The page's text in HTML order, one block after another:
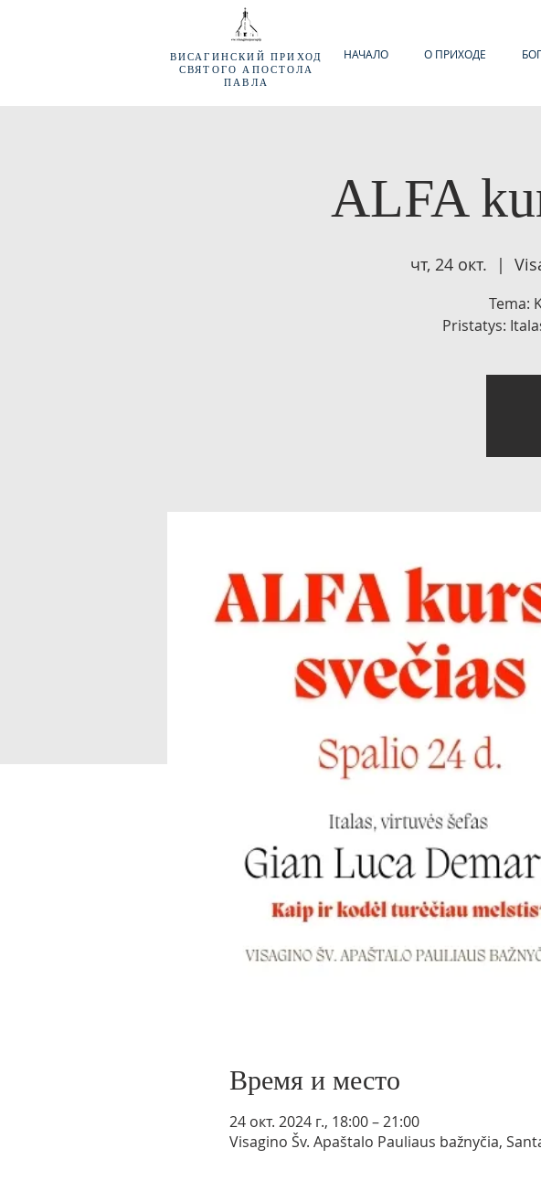
ВИСАГИНСКИЙ ПРИХОД
СВЯТОГО АПОСТОЛА
ПАВЛА
НАЧАЛО О ПРИХОДЕ
ALFA
чт, 24 окт.
  |
Tema:
Pristatys:
Время и место
24 окт. 2024 г., 18:00 – 21:00
Visagino Šv. Apaštalo Pauliaus bažnyčia,